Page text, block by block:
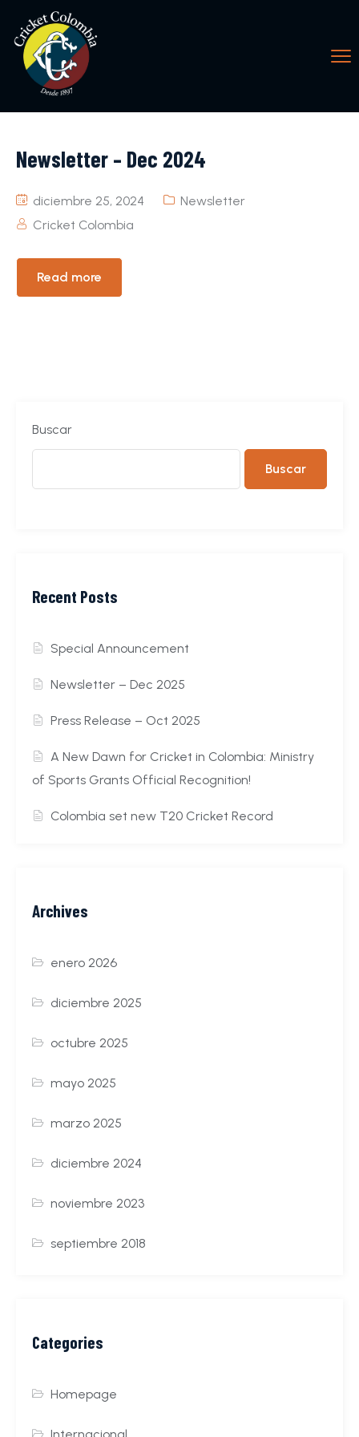
Newsletter – Dec 2024
diciembre 25, 2024
Newsletter
Cricket Colombia
Read more
Buscar
Buscar
Recent Posts
Special Announcement
Newsletter – Dec 2025
Press Release – Oct 2025
A New Dawn for Cricket in Colombia: Ministry
of Sports Grants Official Recognition!
Colombia set new T20 Cricket Record
Archives
enero 2026
diciembre 2025
octubre 2025
mayo 2025
marzo 2025
diciembre 2024
noviembre 2023
septiembre 2018
Categories
Homepage